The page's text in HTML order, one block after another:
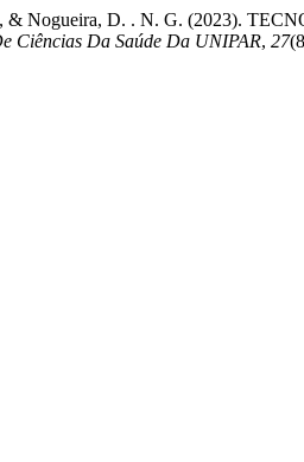
& Nogueira, D. . N. G. (2023).
Ciências Da Saúde Da UNIPAR, 27